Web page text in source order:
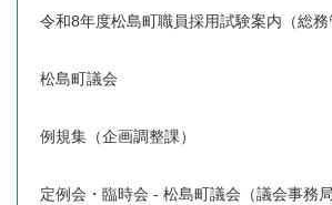
令和8年度松島町職員採用試験案内（総務
松島町議会
例規集（企画調整課）
定例会・臨時会 - 松島町議会（議会事務局